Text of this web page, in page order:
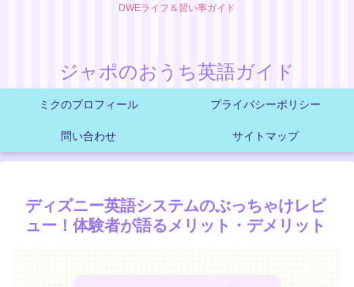
DWEライフ＆習い事ガイド
ジャポのおうち英語ガイド
ミクのプロフィール プライバシーポリシー
問い合わせ サイトマップ
ディズニー英語システムのぶっちゃけレビ
ュー！体験者が語るメリット・デメリット